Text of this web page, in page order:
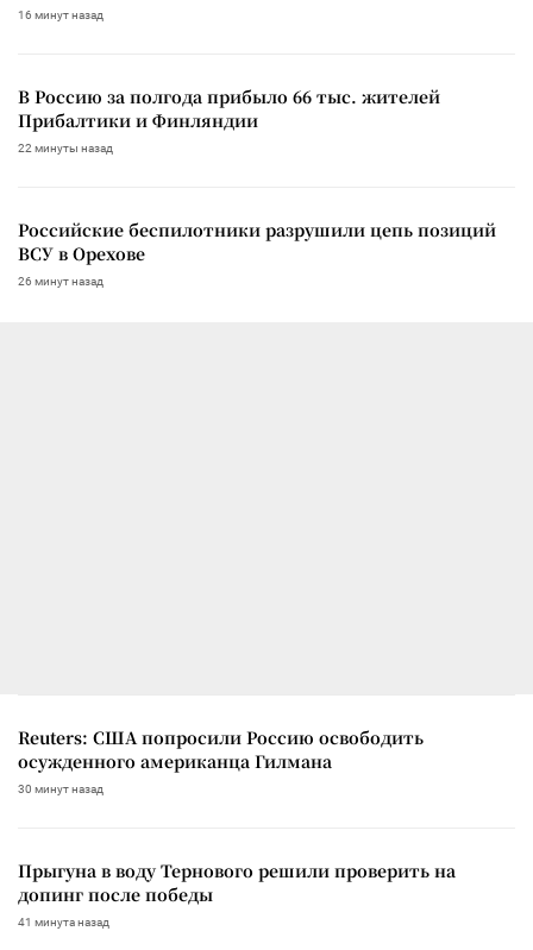
16 минут назад
В Россию за полгода прибыло 66 тыс. жителей
Прибалтики и Финляндии
22 минуты назад
Российские беспилотники разрушили цепь позиций
ВСУ в Орехове
26 минут назад
Reuters: США попросили Россию освободить
осужденного американца Гилмана
30 минут назад
Прыгуна в воду Тернового решили проверить на
допинг после победы
41 минута назад